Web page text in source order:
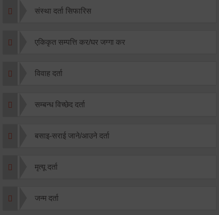
संस्था दर्ता सिफारिस
एकिकृत सम्पत्ति कर/घर जग्गा कर
विवाह दर्ता
सम्बन्ध विच्छेद दर्ता
बसाइ-सराई जाने/आउने दर्ता
मृत्यू दर्ता
जन्म दर्ता